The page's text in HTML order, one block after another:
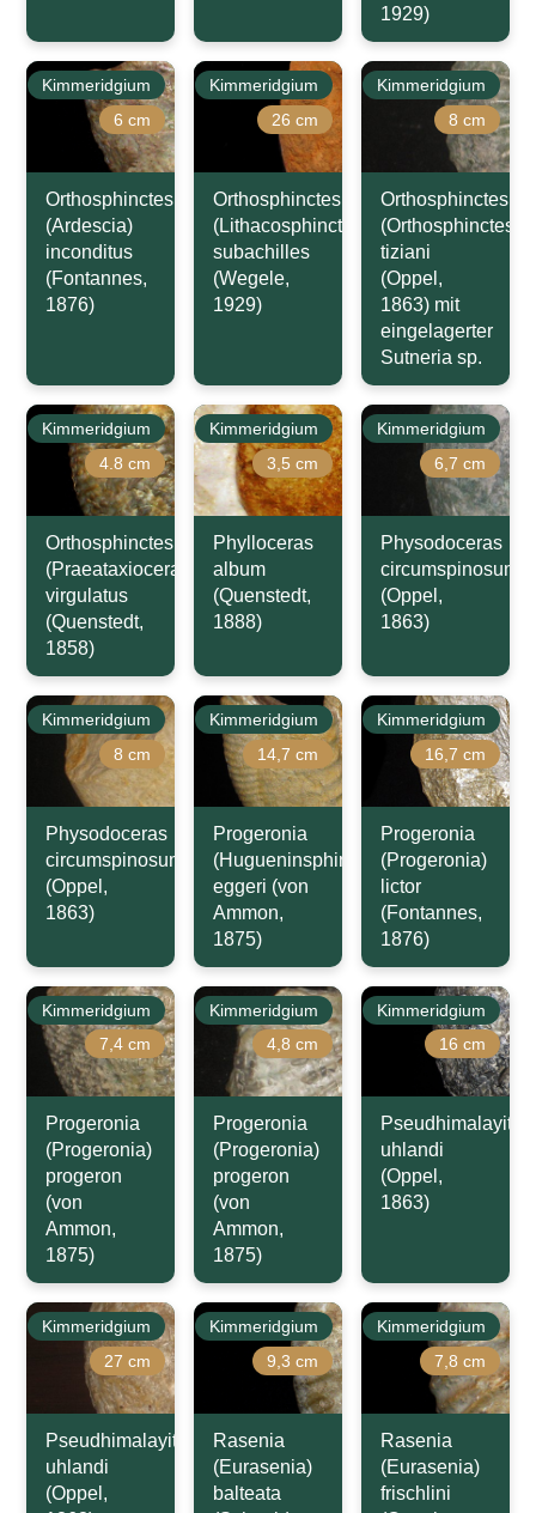
1929)
Kimmeridgium
6 cm
Orthosphinctes
(Ardescia)
inconditus
(Fontannes,
1876)
Kimmeridgium
26 cm
Orthosphinctes
(Lithacosphinctes)
subachilles
(Wegele,
1929)
Kimmeridgium
8 cm
Orthosphinctes
(Orthosphinctes)
tiziani
(Oppel,
1863) mit
eingelagerter
Sutneria sp.
Kimmeridgium
4.8 cm
Orthosphinctes
(Praeataxioceras)
virgulatus
(Quenstedt,
1858)
Kimmeridgium
3,5 cm
Phylloceras
album
(Quenstedt,
1888)
Kimmeridgium
6,7 cm
Physodoceras
circumspinosum
(Oppel,
1863)
Kimmeridgium
8 cm
Physodoceras
circumspinosum
(Oppel,
1863)
Kimmeridgium
14,7 cm
Progeronia
(Hugueninsphinctes)
eggeri (von
Ammon,
1875)
Kimmeridgium
16,7 cm
Progeronia
(Progeronia)
lictor
(Fontannes,
1876)
Kimmeridgium
7,4 cm
Progeronia
(Progeronia)
progeron
(von
Ammon,
1875)
Kimmeridgium
4,8 cm
Progeronia
(Progeronia)
progeron
(von
Ammon,
1875)
Kimmeridgium
16 cm
Pseudhimalayites
uhlandi
(Oppel,
1863)
Kimmeridgium
27 cm
Pseudhimalayites
uhlandi
(Oppel,
Kimmeridgium
9,3 cm
Rasenia
(Eurasenia)
balteata
Kimmeridgium
7,8 cm
Rasenia
(Eurasenia)
frischlini